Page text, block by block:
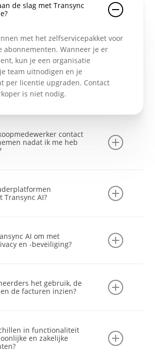
de slag met Transync
met het zelfservicepakket voor
abonnementen. Wanneer je er
kun je een organisatie
team uitnodigen en je
per licentie upgraden. Contact
is niet nodig.
contact
nadat ik me heb
uitproberen, aanschaffen en
bieden alleen
Transync AI?
waaronder Zoom,
en Google Meet, zonder dat u
AI om met
en -beveiliging?
tijdens de overdracht
de inhoud wordt standaard niet
het gebruik, de
de facturen inzien?
gebruiksrapporten,
en facturen via de organisatie-
leden hebben geen
in functionaliteit
en zakelijke